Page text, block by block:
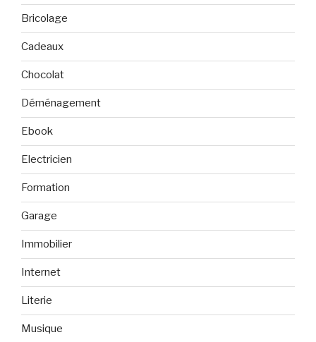
Bricolage
Cadeaux
Chocolat
Déménagement
Ebook
Electricien
Formation
Garage
Immobilier
Internet
Literie
Musique